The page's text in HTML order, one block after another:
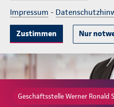
Impressum -
Zustimmen Nur
Geschäftsstelle Werner Ronald